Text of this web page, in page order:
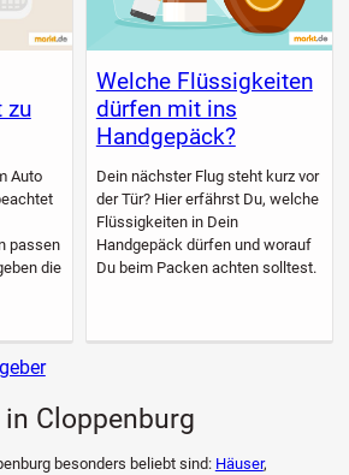
zu
Auto
passen
die
Welche Flüssigkeiten
dürfen mit ins
Handgepäck?
Dein nächster Flug steht kurz vor
der Tür? Hier erfährst Du, welche
Flüssigkeiten in Dein
Handgepäck dürfen und worauf
Du beim Packen achten solltest.
Cloppenburg
besonders beliebt sind: Häuser,